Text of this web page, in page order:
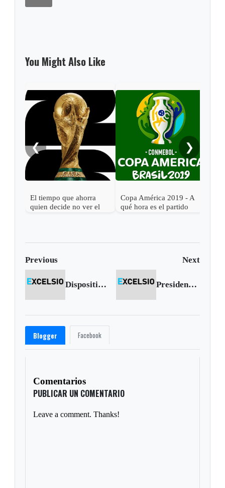
You Might Also Like
❮
El tiempo que ahorra
quien decide no ver el
Copa América 2019 - A
qué hora es el partido
❯
Previous Next
Dispositivo de seguridad se mantendrá activo hasta la segunda vuelta Presidente Uribe: ‘Mario Aranguren está en la cárcel por combatir la corrupción de la penetración de los dineros del narcotráfico’
Blogger Facebook
Comentarios
PUBLICAR UN COMENTARIO
Leave a comment. Thanks!